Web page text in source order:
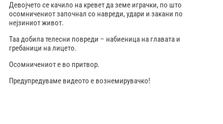
Девојчето се качило на кревет да земе играчки, по што
осомничениот започнал со навреди, удари и закани по
нејзиниот живот.
Таа добила телесни повреди – набиеница на главата и
гребаници на лицето.
Осомничениот е во притвор.
Предупредуваме видеото е вознемирувачко!